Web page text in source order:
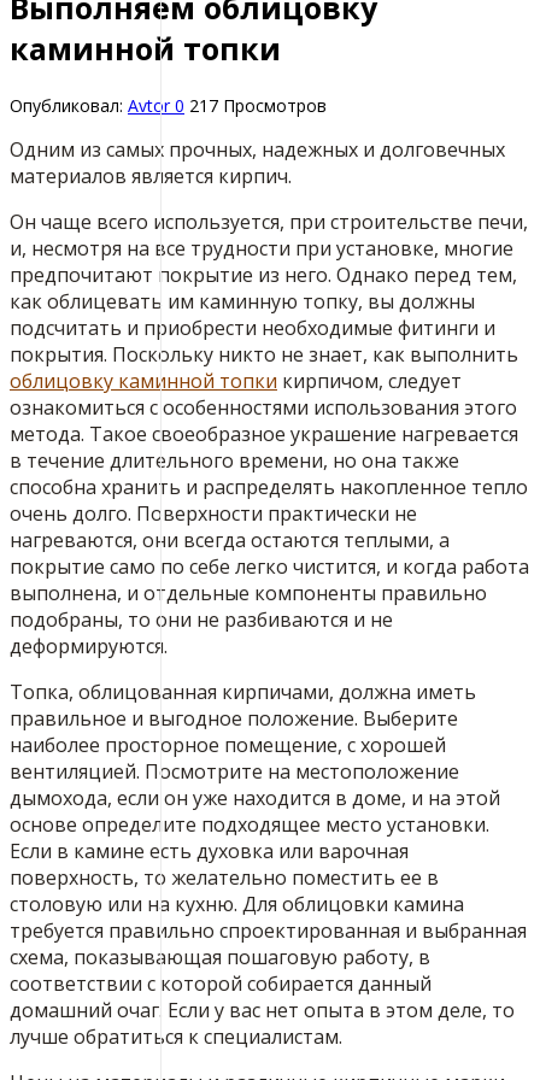
каминной топки
Опубликовал: Avtor0 217 Просмотров
Одним из самых прочных, надежных и долговечных
материалов является кирпич.
Он чаще всего используется, при строительстве печи,
и, несмотря на все трудности при установке, многие
предпочитают покрытие из него. Однако перед тем,
как облицевать им каминную топку, вы должны
подсчитать и приобрести необходимые фитинги и
покрытия. Поскольку никто не знает, как выполнить
облицовку каминной топки кирпичом, следует
ознакомиться с особенностями использования этого
метода. Такое своеобразное украшение нагревается
в течение длительного времени, но она также
способна хранить и распределять накопленное тепло
очень долго. Поверхности практически не
нагреваются, они всегда остаются теплыми, а
покрытие само по себе легко чистится, и когда работа
выполнена, и отдельные компоненты правильно
подобраны, то они не разбиваются и не
деформируются.
Топка, облицованная кирпичами, должна иметь
правильное и выгодное положение. Выберите
наиболее просторное помещение, с хорошей
вентиляцией. Посмотрите на местоположение
дымохода, если он уже находится в доме, и на этой
основе определите подходящее место установки.
Если в камине есть духовка или варочная
поверхность, то желательно поместить ее в
столовую или на кухню. Для облицовки камина
требуется правильно спроектированная и выбранная
схема, показывающая пошаговую работу, в
соответствии с которой собирается данный
домашний очаг. Если у вас нет опыта в этом деле, то
лучше обратиться к специалистам.